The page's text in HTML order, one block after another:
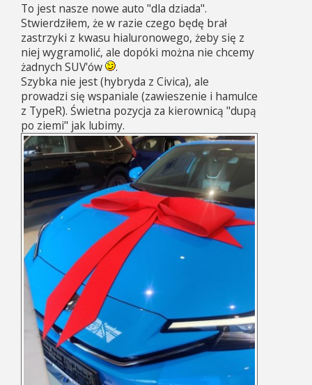
t
To jest nasze nowe auto "dla dziada".
Stwierdziłem, że w razie czego będę brał
zastrzyki z kwasu hialuronowego, żeby się z
niej wygramolić, ale dopóki można nie chcemy
żadnych SUV'ów
.
Szybka nie jest (hybryda z Civica), ale
prowadzi się wspaniale (zawieszenie i hamulce
z TypeR). Świetna pozycja za kierownicą "dupą
po ziemi" jak lubimy.